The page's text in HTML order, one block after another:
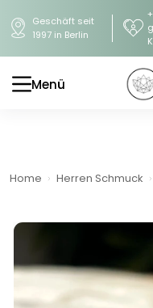
Geschäft seit
1997 in Berlin
Menü
Home Herren Schmuck